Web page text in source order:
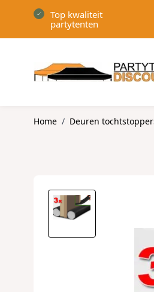
Top kwaliteit
partytenten
Home / Deuren